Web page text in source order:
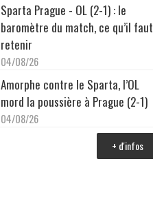
Sparta Prague - OL (2-1) : le
baromètre du match, ce qu’il faut
retenir
04/08/26
Amorphe contre le Sparta, l’OL
mord la poussière à Prague (2-1)
04/08/26
+ d'infos